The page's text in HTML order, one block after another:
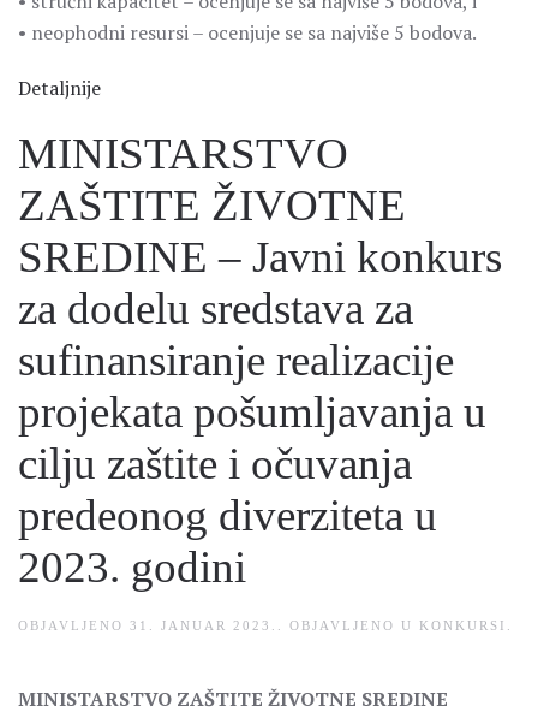
• neophodni resursi – ocenjuje se sa najviše 5 bodova.
Detaljnije
MINISTARSTVO
ZAŠTITE ŽIVOTNE
SREDINE – Javni konkurs
za dodelu sredstava za
sufinansiranje realizacije
projekata pošumljavanja u
cilju zaštite i očuvanja
predeonog diverziteta u
2023. godini
OBJAVLJENO 31. JANUAR 2023. . OBJAVLJENO U KONKURSI
MINISTARSTVO ZAŠTITE ŽIVOTNE SREDINE